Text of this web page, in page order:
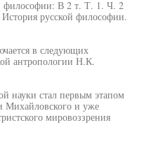
философии: В 2 т. Т. 1. Ч. 2
русской философии.
в следующих
антропологии Н.К.
науки стал первым этапом
Михайловского и уже
мировоззрения